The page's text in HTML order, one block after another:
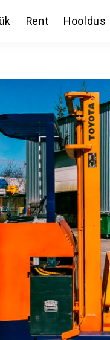
Rent Hooldus